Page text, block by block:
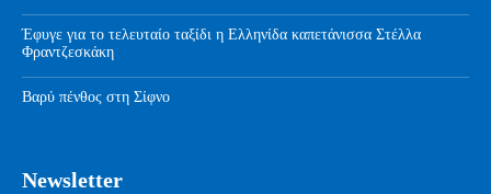
Έφυγε για το τελευταίο ταξίδι η Ελληνίδα καπετάνισσα Στέλλα
Φραντζεσκάκη
Βαρύ πένθος στη Σίφνο
Newsletter